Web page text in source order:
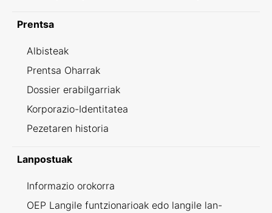
Prentsa
Albisteak
Prentsa Oharrak
Dossier erabilgarriak
Korporazio-Identitatea
Pezetaren historia
Lanpostuak
Informazio orokorra
OEP Langile funtzionarioak edo langile lan-